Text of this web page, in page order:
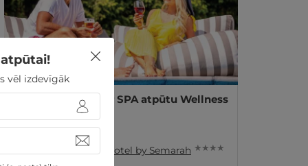
3 naktis VASARĀ ar SPA atpūtu Wellness
centrā DIVIEM
Lielupe Hotel by Semarah ★ ★ ★ ★
vēl izdevīgāk